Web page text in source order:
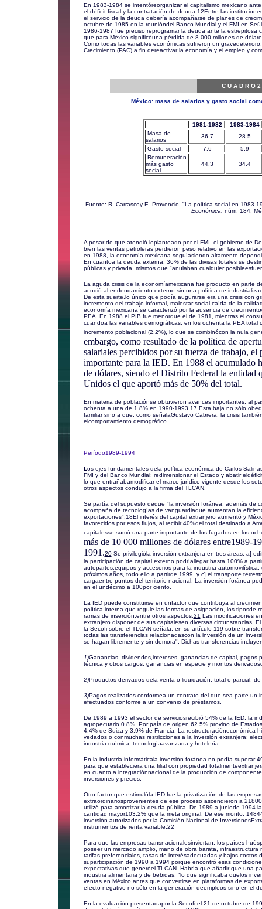
En 1983-1984 se intentóreorganizar el capitalismo mexicano
el déficit fiscal y la contratación de deuda. 12Entre las
el servicio de la deuda debería acompañarse de planes de
octubre de 1985 en la reunióndel Banco Mundial y el FMI en
1986-1987 fue preciso reprogramar la deuda ante la estrepitosa
que para México significóuna pérdida de 8 000 millones de
Como todas las variables económicas sufrieron un
Crecimiento (PAC) a fin dereactivar la economía y el empleo y
C U A D R O 2
México: masa de salarios y gasto social
1981-1982
1983-1984
Masa de
salarios
36.7
28.5
Gasto social
7.6
5.9
Remuneración
más gasto
social
44.3 34.4
Fuente: R. Carrascoy E. Provencio, "La política social en 1983-
Económica, núm. 184,
A pesar de que atendió loplanteado por el FMI, el gobierno de
bien las ventas petroleras perdieron peso relativo en las
en 1988, la economía mexicana seguíasiendo altamente
En cuantoa la deuda externa, 36% de las divisas totales se
públicas y privada, mismos que "anulaban cualquier
La aguda crisis de la economíamexicana fue producto en parte
acudió al endeudamiento externo sin una política de
De esta suerte,lo único que podía augurarse era una crisis con
incremento del trabajo informal, malestar social,caída de la
economía mexicana se caracterizó por la ausencia de
PEA. En 1988 el PIB fue menorque el de 1981, mientras el
cuandoa las variables demográficas, en los ochenta la PEA total
incremento poblacional (2.2%), lo que se combinócon la nula
embargo, como resultado de la política de
salariales percibidos por su fuerza de trabajo, el
importante para la IED. En 1988 el acumulado
de dólares, siendo el Distrito Federal la entidad
Unidos el que aportó más de 50% del total.
En materia de poblaciónse obtuvieron avances importantes, al
ochenta a una de 1.8% en 1990-1993. 17 Esta baja no sólo
familiar sino a que, como señalaGustavo Cabrera, la crisis
elcomportamiento demográfico.
Período1989-1994
Los ejes fundamentales dela política económica de Carlos
FMI y del Banco Mundial: redimensionar el Estado y abatir
lo que entrañabamodificar el marco jurídico vigente desde los
otros aspectos condujo a la firma del TLCAN.
Se partía del supuesto deque "la inversión foránea, además de
acompaña de tecnologías de vanguardiaque aumentan la
exportaciones". 18El interés del capital extranjero aumentó y
favorecidos por esos flujos, al recibir 40%del total destinado a
capitalesse sumó una parte importante de los fugados en los
más de 10 000 millones de dólares entre1989-
1991.20Se privilegióla inversión extranjera en tres áreas: a]
la participación de capital externo podríallegar hasta 100% a
autopartes,equipos y accesorios para la industria
próximos años, todo ello a partirde 1999, y c] el transporte
cargaentre puntos del territorio nacional. La inversión foránea
en el undécimo a 100por ciento.
La IED puede constituirse en unfactor que contribuya al
política interna que regule las formas de asignación, los tiposde
ramas de inserción,entre otros aspectos. 21 Las modificaciones
extranjero disponer de sus capitalesen diversas circunstancias.
la Secofi sobre el TLCAN señala, en su artículo 119 sobre
todas las transferencias relacionadascon la inversión de un
se hagan libremente y sin demora". Dichas transferencias
1)Ganancias, dividendos,intereses, ganancias de capital, pagos
técnica y otros cargos, ganancias en especie y montos
2)Productos derivados dela venta o liquidación, total o parcial, de
3)Pagos realizados conformea un contrato del que sea parte un
efectuados conforme a un convenio de préstamos.
De 1989 a 1993 el sector de serviciosrecibió 54% de la IED; la
agropecuario,0.8%. Por país de origen 62.5% provino de
4.4% de Suiza y 3.9% de Francia. La restructuracióneconómica
vedados o conmuchas restricciones a la inversión extranjera:
industria química, tecnologíaavanzada y hotelería.
En la industria informáticala inversión foránea no podía superar
para que estableciera una filial con propiedad
en cuanto a integraciónnacional de la producción de
inversiones y precios.
Otro factor que estimulóla IED fue la privatización de las
extraordinariosprovenientes de ese proceso ascendieron a
utilizó para amortizar la deuda pública. De 1989 a juniode 1994
cantidad mayor103.2% que la meta original. De ese monto,
inversión autorizados por la Comisión Nacional de
instrumentos de renta variable. 22
Para que las empresas transnacionalesinviertan, los países
poseer un mercado amplio, mano de obra barata, infraestructura
tarifas preferenciales, tasas de interésadecuadas y bajos costos
suparticipación de 1990 a 1994 porque encontró esas
expectativas que generóel TLCAN. Habría que añadir que una
industria alimentaria y de bebidas, "lo que significaba quelos
ventas en México,antes que convertirse en plataformas de
efecto negativo no sólo en la generación deempleos sino en el
En la evaluación presentadapor la Secofi el 21 de octubre de